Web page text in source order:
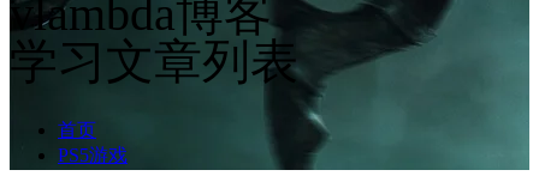
vlambda博客
学习文章列表
首页
PS5游戏